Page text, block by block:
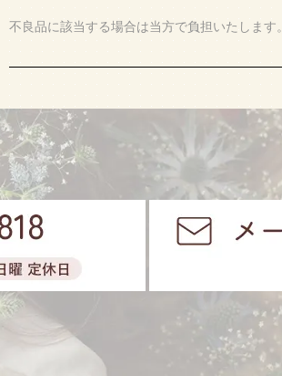
不良品に該当する場合は当方で負担いたします。